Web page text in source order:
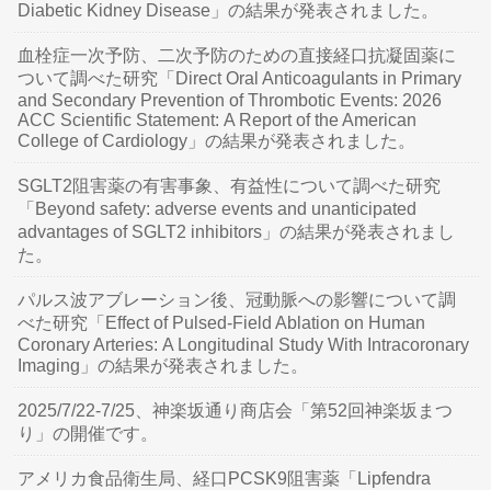
Diabetic Kidney Disease」の結果が発表されました。
血栓症一次予防、二次予防のための直接経口抗凝固薬に
ついて調べた研究「Direct Oral Anticoagulants in Primary
and Secondary Prevention of Thrombotic Events: 2026
ACC Scientific Statement: A Report of the American
College of Cardiology」の結果が発表されました。
SGLT2阻害薬の有害事象、有益性について調べた研究
「Beyond safety: adverse events and unanticipated
advantages of SGLT2 inhibitors」の結果が発表されまし
た。
パルス波アブレーション後、冠動脈への影響について調
べた研究「Effect of Pulsed-Field Ablation on Human
Coronary Arteries: A Longitudinal Study With Intracoronary
Imaging」の結果が発表されました。
2025/7/22-7/25、神楽坂通り商店会「第52回神楽坂まつ
り」の開催です。
アメリカ食品衛生局、経口PCSK9阻害薬「Lipfendra